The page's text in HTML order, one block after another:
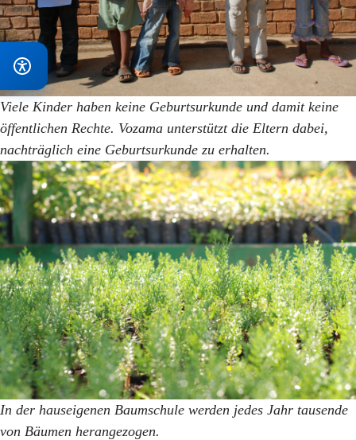
Viele Kinder haben keine Geburtsurkunde und damit keine
öffentlichen Rechte. Vozama unterstützt die Eltern dabei,
nachträglich eine Geburtsurkunde zu erhalten.
In der hauseigenen Baumschule werden jedes Jahr tausende
von Bäumen herangezogen.